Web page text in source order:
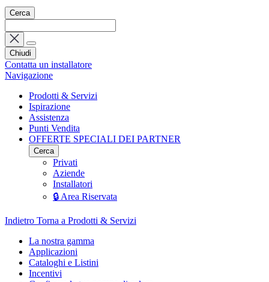
Cerca
Chiudi
Contatta un installatore
Navigazione
Prodotti & Servizi
Ispirazione
Assistenza
Punti Vendita
OFFERTE SPECIALI DEI PARTNER
Cerca
Privati
Aziende
Installatori
🔒 Area Riservata
Indietro Torna a Prodotti & Servizi
La nostra gamma
Applicazioni
Cataloghi e Listini
Incentivi